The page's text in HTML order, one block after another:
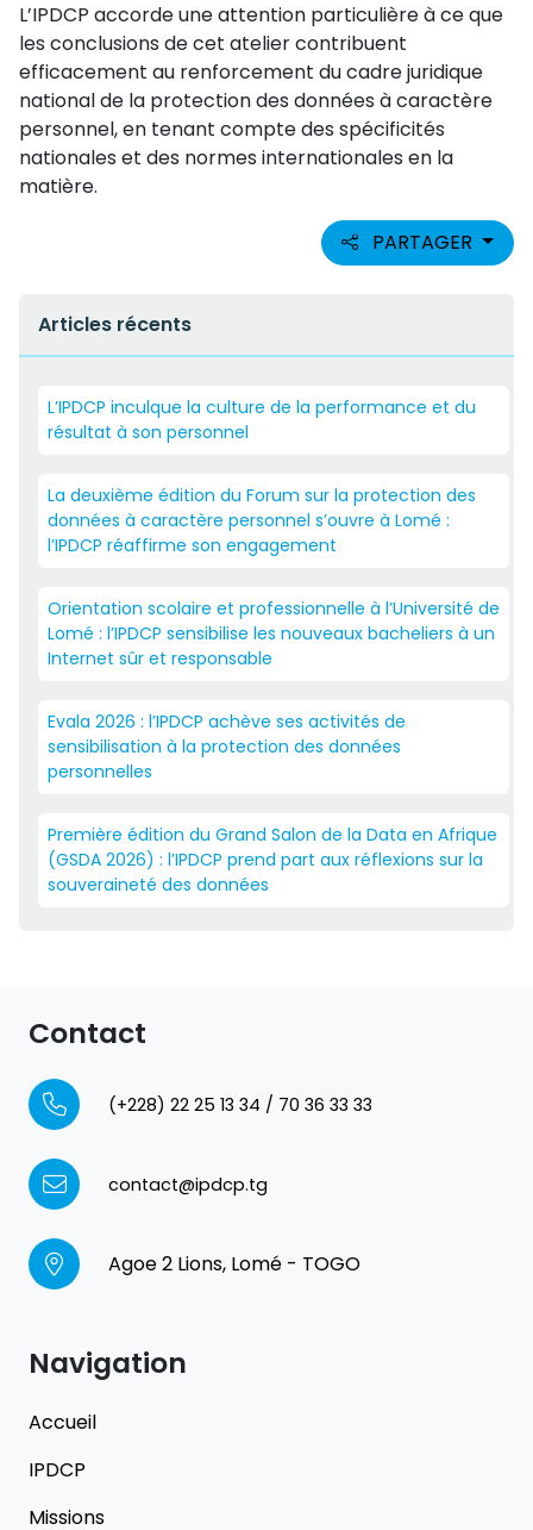
L’IPDCP accorde une attention particulière à ce que
les conclusions de cet atelier contribuent
efficacement au renforcement du cadre juridique
national de la protection des données à caractère
personnel, en tenant compte des spécificités
nationales et des normes internationales en la
matière.
PARTAGER
Articles récents
L’IPDCP inculque la culture de la performance et du
résultat à son personnel
La deuxième édition du Forum sur la protection des
données à caractère personnel s’ouvre à Lomé :
l’IPDCP réaffirme son engagement
Orientation scolaire et professionnelle à l’Université de
Lomé : l’IPDCP sensibilise les nouveaux bacheliers à un
Internet sûr et responsable
Evala 2026 : l’IPDCP achève ses activités de
sensibilisation à la protection des données
personnelles
Première édition du Grand Salon de la Data en Afrique
(GSDA 2026) : l’IPDCP prend part aux réflexions sur la
souveraineté des données
Contact
(+228) 22 25 13 34 / 70 36 33 33
contact@ipdcp.tg
Agoe 2 Lions, Lomé - TOGO
Navigation
Accueil
IPDCP
Missions